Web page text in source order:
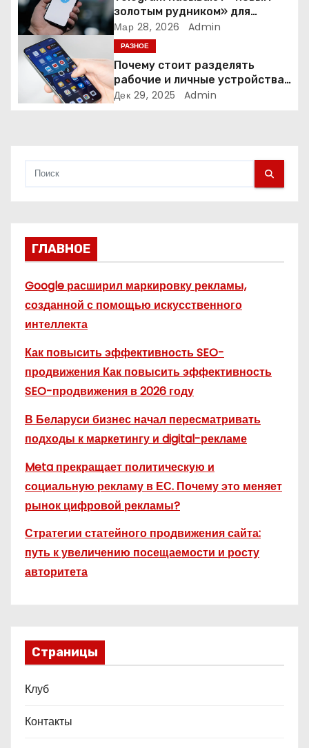
а
п
золотым рудником» для
креаторов: как блогеры
создают онлайн-бизнес
Мар 28, 2026 Admin
РАЗНОЕ
Почему стоит разделять
рабочие и личные устройства
— и чем опасно всё смешивать
Дек 29, 2025 Admin
ГЛАВНОЕ
Google расширил маркировку рекламы,
созданной с помощью искусственного
интеллекта
Как повысить эффективность SEO-
продвижения Как повысить эффективность
SEO-продвижения в 2026 году
В Беларуси бизнес начал пересматривать
подходы к маркетингу и digital-рекламе
Meta прекращает политическую и
социальную рекламу в ЕС. Почему это меняет
рынок цифровой рекламы?
Стратегии статейного продвижения сайта:
путь к увеличению посещаемости и росту
авторитета
Страницы
Клуб
Контакты